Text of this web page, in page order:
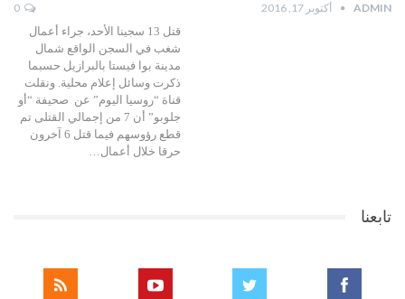
ADMIN أكتوبر 17, 2016
قتل 13 سجينا الأحد، جراء أعمال
شغب في السجن الواقع شمال
مدينة بوا فيستا بالبرازيل حسبما
ذكرت وسائل إعلام محلية. ونقلت
قناة “روسيا اليوم” عن صحيفة “أو
جلوبو” أن 7 من إجمالي القتلى تم
قطع رؤوسهم فيما قتل 6 آخرون
حرقا خلال أعمال…
تابعنا